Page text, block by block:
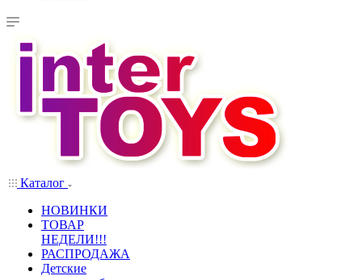
Каталог
НОВИНКИ
ТОВАР
НЕДЕЛИ!!!
РАСПРОДАЖА
Детские